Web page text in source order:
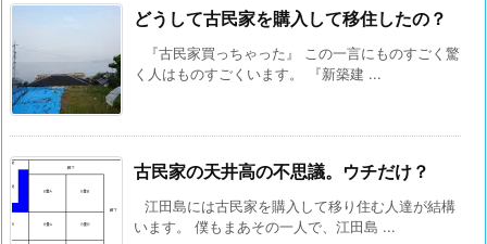
どうして古民家を購入して移住したの？
『古民家買っちゃった』 この一言にものすごく驚
く人はものすごくいます。 『新築建 ...
古民家の天井高の不思議。ウチだけ？
江田島には古民家を購入して移り住む人達が結構
います。 僕もまあその一人で、江田島 ...